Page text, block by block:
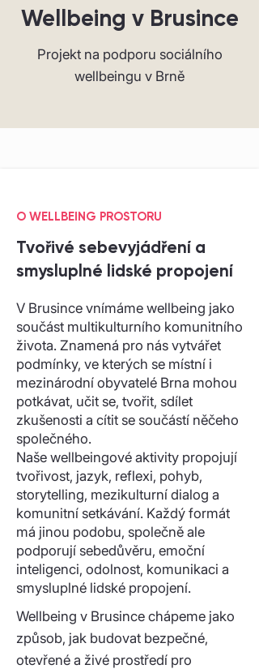
Wellbeing v Brusince
Projekt na podporu sociálního
wellbeingu v Brně
O WELLBEING PROSTORU
Tvořivé sebevyjádření a
smysluplné lidské propojení
V Brusince vnímáme wellbeing jako
součást multikulturního komunitního
života. Znamená pro nás vytvářet
podmínky, ve kterých se místní i
mezinárodní obyvatelé Brna mohou
potkávat, učit se, tvořit, sdílet
zkušenosti a cítit se součástí něčeho
společného.
Naše wellbeingové aktivity propojují
tvořivost, jazyk, reflexi, pohyb,
storytelling, mezikulturní dialog a
komunitní setkávání. Každý formát
má jinou podobu, společně ale
podporují sebedůvěru, emoční
inteligenci, odolnost, komunikaci a
smysluplné lidské propojení.
Wellbeing v Brusince chápeme jako
způsob, jak budovat bezpečné,
otevřené a živé prostředí pro